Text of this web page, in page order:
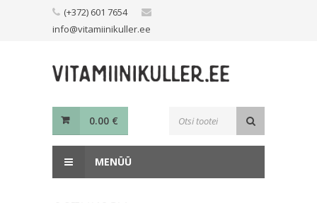
(+372) 601 7654
info@vitamiinikuller.ee
0.00 €
MENÜÜ